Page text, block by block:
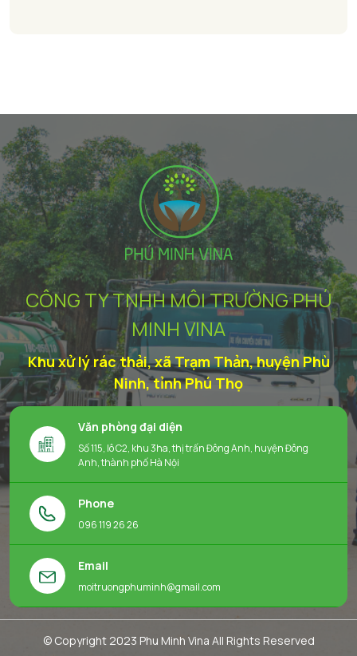
CÔNG TY TNHH MÔI TRƯỜNG PHÚ
MINH VINA
Khu xử lý rác thải, xã Trạm Thản, huyện Phù
Ninh, tỉnh Phú Thọ
Văn phòng đại diện
Số 115, lô C2, khu 3ha, thị trấn Đông Anh, huyện Đông
Anh, thành phố Hà Nội
Phone
096 119 26 26
Email
moitruongphuminh@gmail.com
© Copyright 2023 Phu Minh Vina All Rights Reserved